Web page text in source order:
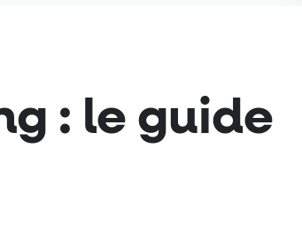
: le guide